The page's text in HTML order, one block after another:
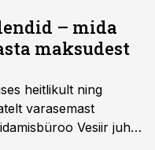
– mida
maksudest
heitlikult ning
varasemast
Vesiir juht